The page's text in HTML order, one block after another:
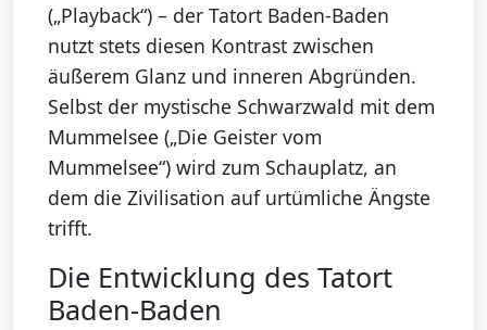
(„Playback“) – der Tatort Baden-Baden
nutzt stets diesen Kontrast zwischen
äußerem Glanz und inneren Abgründen.
Selbst der mystische Schwarzwald mit dem
Mummelsee („Die Geister vom
Mummelsee“) wird zum Schauplatz, an
dem die Zivilisation auf urtümliche Ängste
trifft.
Die Entwicklung des Tatort
Baden-Baden